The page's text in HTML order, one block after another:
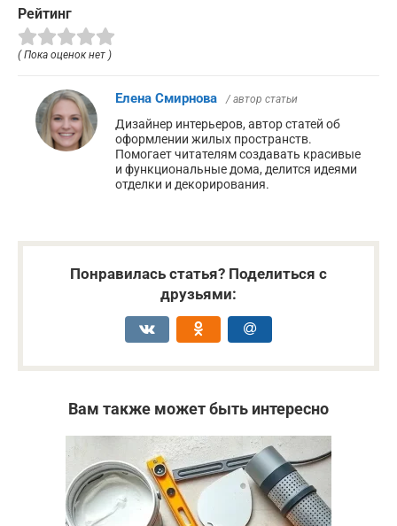
Рейтинг
( Пока оценок нет )
Елена Смирнова / автор статьи
Дизайнер интерьеров, автор статей об
оформлении жилых пространств.
Помогает читателям создавать красивые
и функциональные дома, делится идеями
отделки и декорирования.
Понравилась статья? Поделиться с
друзьями:
Вам также может быть интересно